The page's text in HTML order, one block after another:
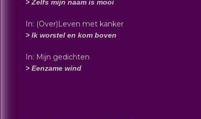
> Zelfs mijn naam is mooi
In: (Over)Leven met kanker
> Ik worstel en kom boven
In: Mijn gedichten
> Eenzame wind